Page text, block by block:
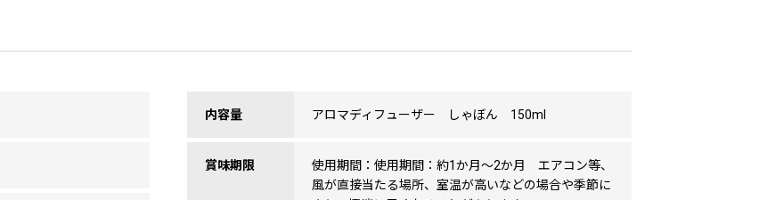
内容量 アロマディフューザー しゃぼん 150ml
賞味期限
使用期間：使用期間：約1か月～2か月 エアコン等、
風が直接当たる場所、室温が高いなどの場合や季節に